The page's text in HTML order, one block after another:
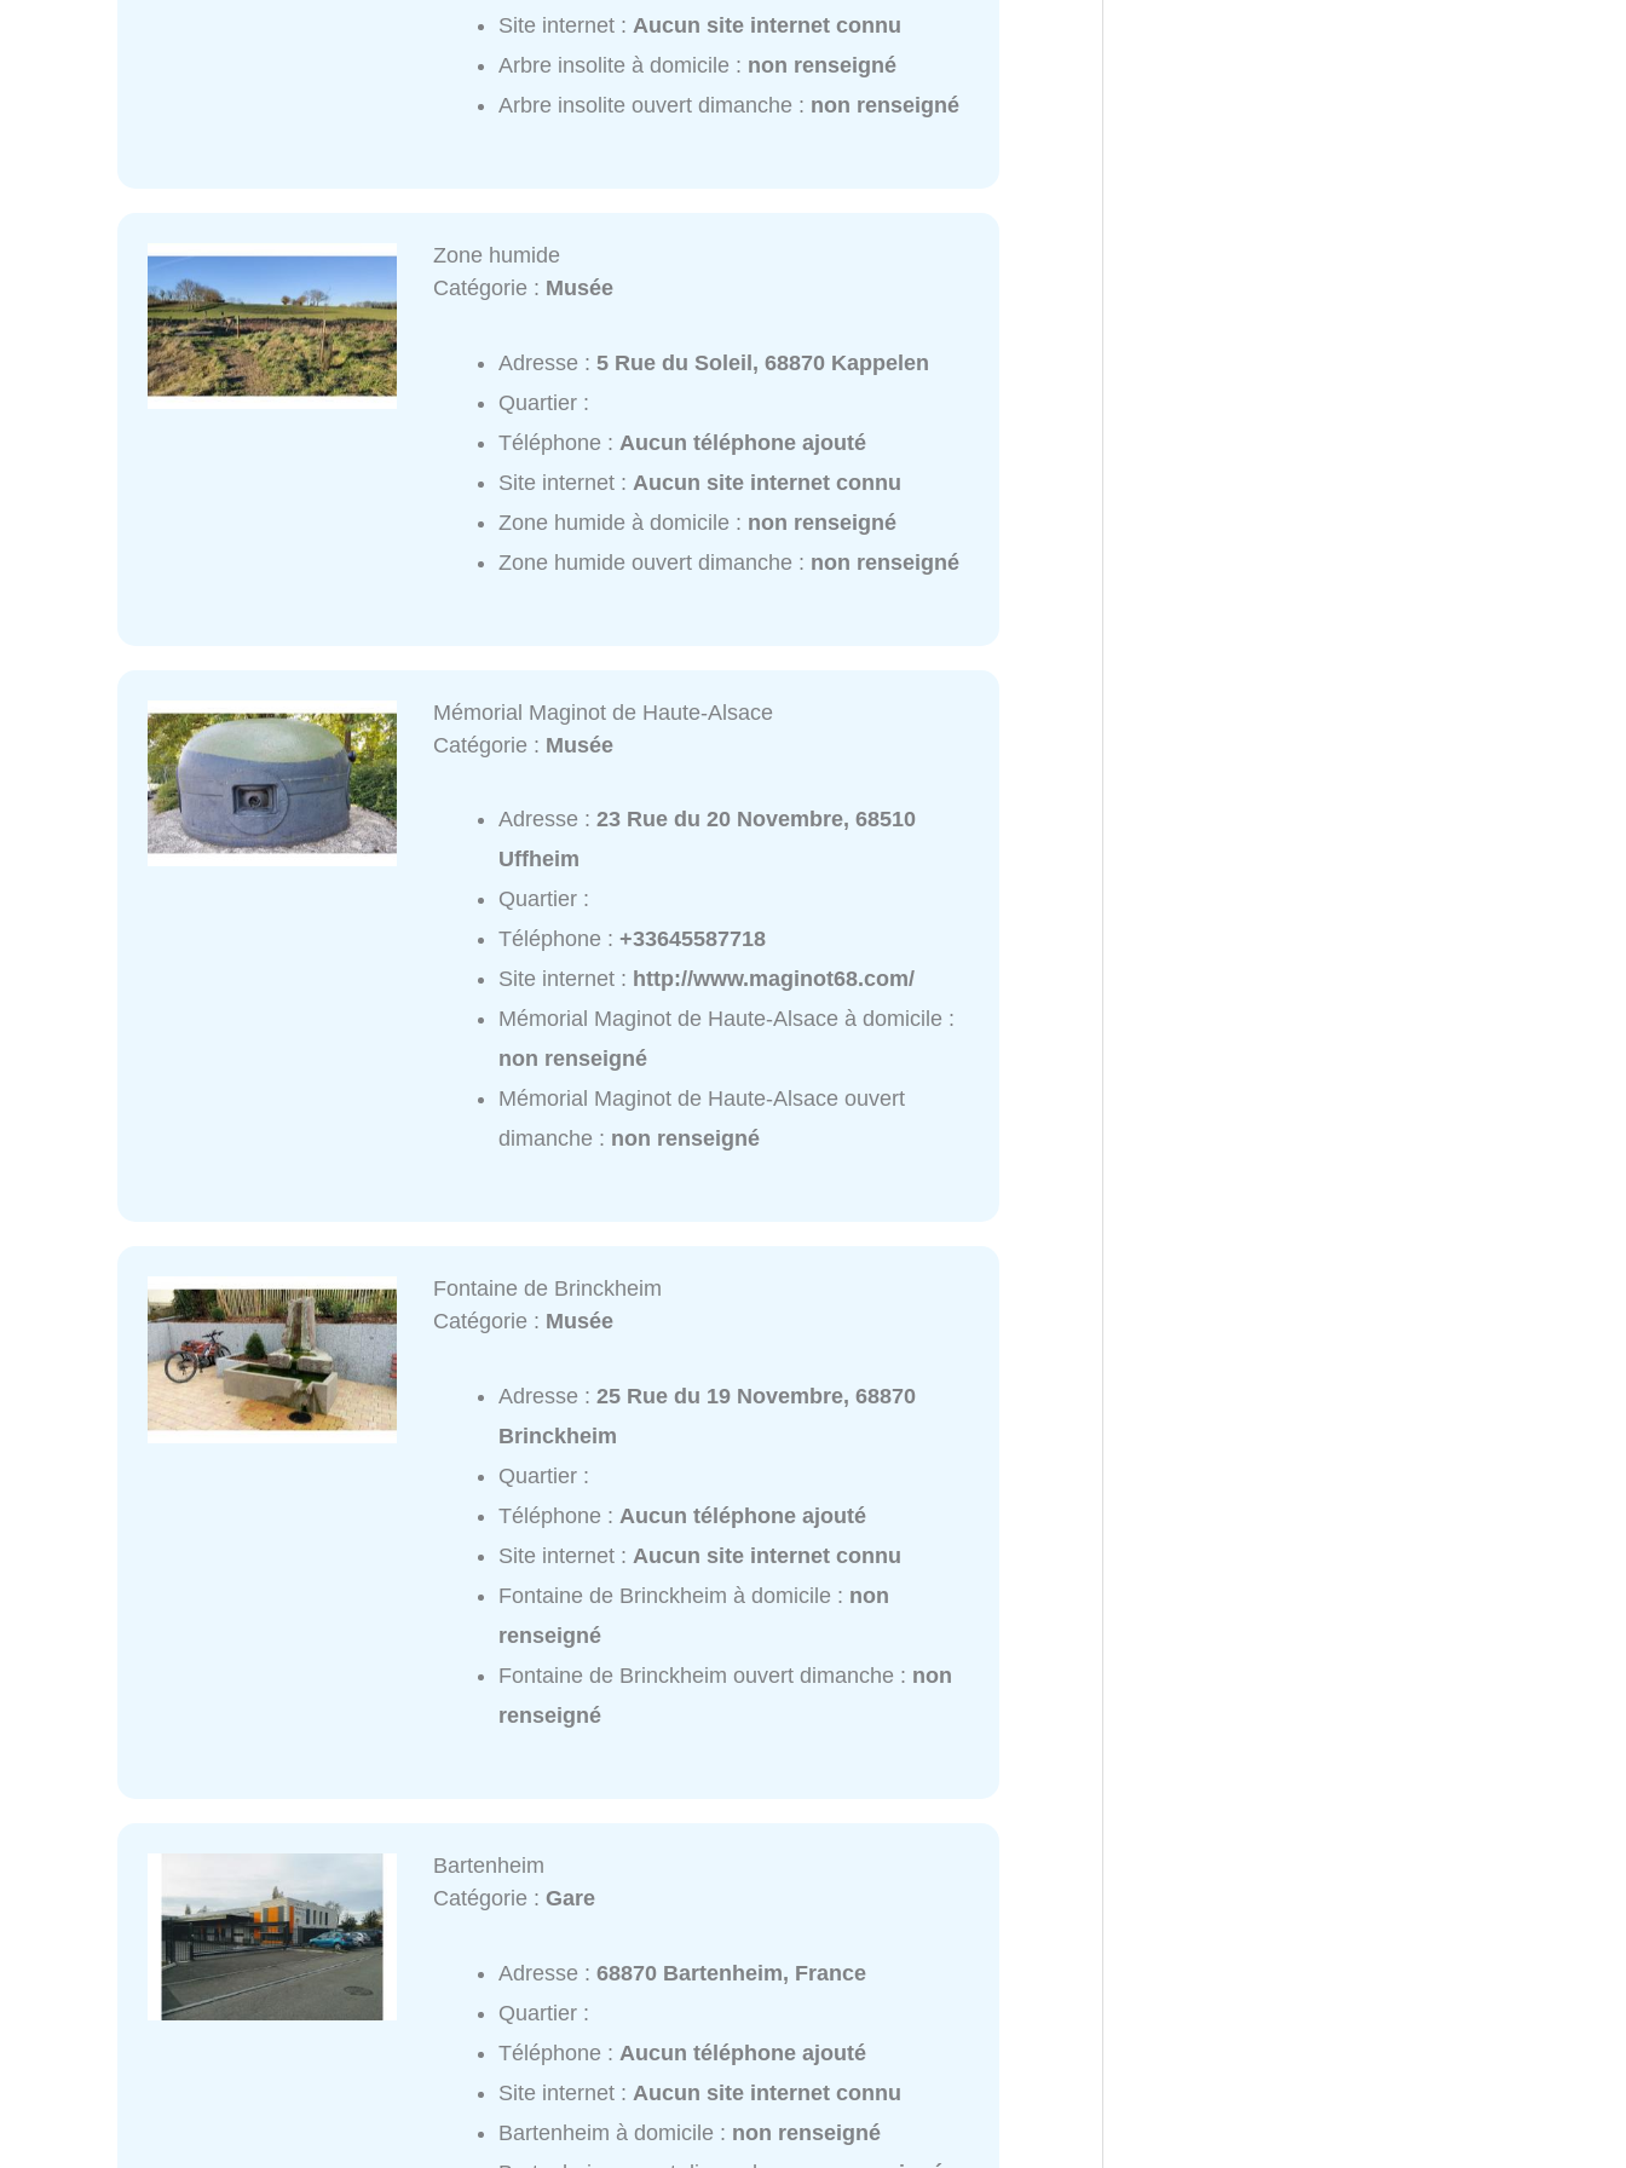
Site internet : Aucun site internet connu
Arbre insolite à domicile : non renseigné
Arbre insolite ouvert dimanche : non renseigné
Zone humide
Catégorie : Musée
Adresse :5 Rue du Soleil, 68870 Kappelen
Quartier :
Téléphone : Aucun téléphone ajouté
Site internet : Aucun site internet connu
Zone humide à domicile : non renseigné
Zone humide ouvert dimanche : non renseigné
Mémorial Maginot de Haute-Alsace
Catégorie : Musée
Adresse :23 Rue du 20 Novembre, 68510
Uffheim
Quartier :
Téléphone :+33645587718
Site internet : http://www.maginot68.com/
Mémorial Maginot de Haute-Alsace à domicile :
non renseigné
Mémorial Maginot de Haute-Alsace ouvert
dimanche : non renseigné
Fontaine de Brinckheim
Catégorie : Musée
Adresse :25 Rue du 19 Novembre, 68870
Brinckheim
Quartier :
Téléphone :Aucun téléphone ajouté
Site internet :Aucun site internet connu
Fontaine de Brinckheim à domicile : non
renseigné
Fontaine de Brinckheim ouvert dimanche : non
renseigné
Bartenheim
Catégorie :Gare
Adresse :68870 Bartenheim, France
Quartier :
Téléphone : Aucun téléphone ajouté
Site internet : Aucun site internet connu
Bartenheim à domicile : non renseigné